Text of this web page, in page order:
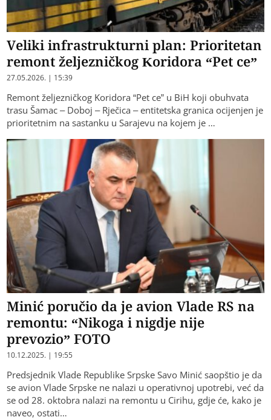
Veliki infrastrukturni plan: Prioritetan
remont željezničkog Koridora “Pet ce”
27.05.2026. | 15:39
Remont željezničkog Koridora “Pet ce” u BiH koji obuhvata
trasu Šamac – Doboj – Rječica – entitetska granica ocijenjen je
prioritetnim na sastanku u Sarajevu na kojem je …
Minić poručio da je avion Vlade RS na
remontu: “Nikoga i nigdje nije
prevozio” FOTO
10.12.2025. | 19:55
Predsjednik Vlade Republike Srpske Savo Minić saopštio je da
se avion Vlade Srpske ne nalazi u operativnoj upotrebi, već da
se od 28. oktobra nalazi na remontu u Cirihu, gdje će, kako je
naveo, ostati…